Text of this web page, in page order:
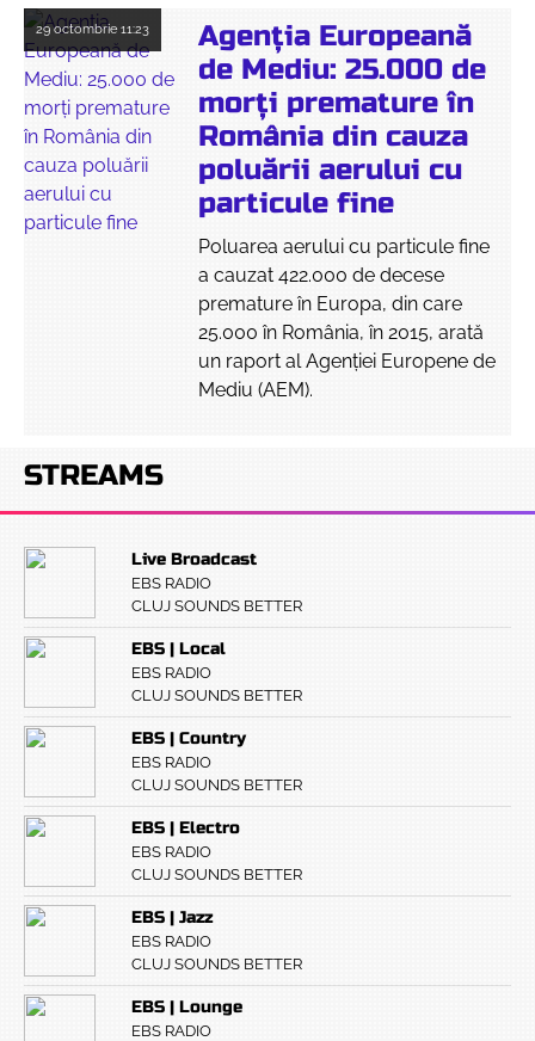
29 octombrie 11:23
Agenția Europeană
de Mediu: 25.000 de
morți premature în
România din cauza
poluării aerului cu
particule fine
Poluarea aerului cu particule fine
a cauzat 422.000 de decese
premature în Europa, din care
25.000 în România, în 2015, arată
un raport al Agenției Europene de
Mediu (AEM).
STREAMS
Live Broadcast
EBS RADIO
CLUJ SOUNDS BETTER
EBS | Local
EBS RADIO
CLUJ SOUNDS BETTER
EBS | Country
EBS RADIO
CLUJ SOUNDS BETTER
EBS | Electro
EBS RADIO
CLUJ SOUNDS BETTER
EBS | Jazz
EBS RADIO
CLUJ SOUNDS BETTER
EBS | Lounge
EBS RADIO